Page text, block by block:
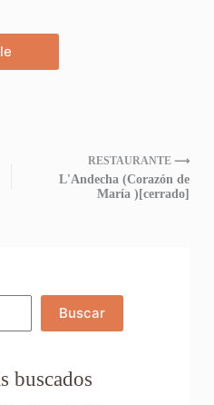
RESTAURANTE ⟶
L'Andecha (Corazón de
María )[cerrado]
Buscar
buscados